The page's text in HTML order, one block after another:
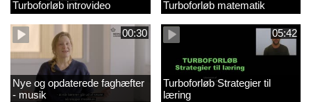
Turboforløb introvideo Turboforløb matematik
00:30
Nye og opdaterede faghæfter
- musik
05:42
Turboforløb Strategier til
læring